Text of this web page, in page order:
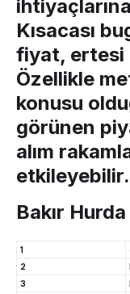
Kısacası
fiyat, ertesi
Özellikle
konusu
görünen
alım
etkileyebilir.
Bakır
1
2
3